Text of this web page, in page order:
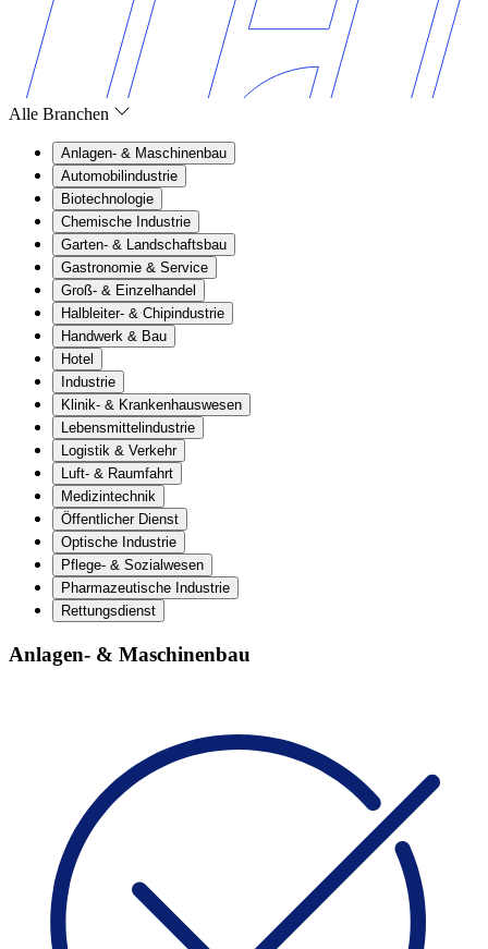
Alle Branchen
Anlagen- & Maschinenbau
Automobilindustrie
Biotechnologie
Chemische Industrie
Garten- & Landschaftsbau
Gastronomie & Service
Groß- & Einzelhandel
Halbleiter- & Chipindustrie
Handwerk & Bau
Hotel
Industrie
Klinik- & Krankenhauswesen
Lebensmittelindustrie
Logistik & Verkehr
Luft- & Raumfahrt
Medizintechnik
Öffentlicher Dienst
Optische Industrie
Pflege- & Sozialwesen
Pharmazeutische Industrie
Rettungsdienst
Anlagen- & Maschinenbau